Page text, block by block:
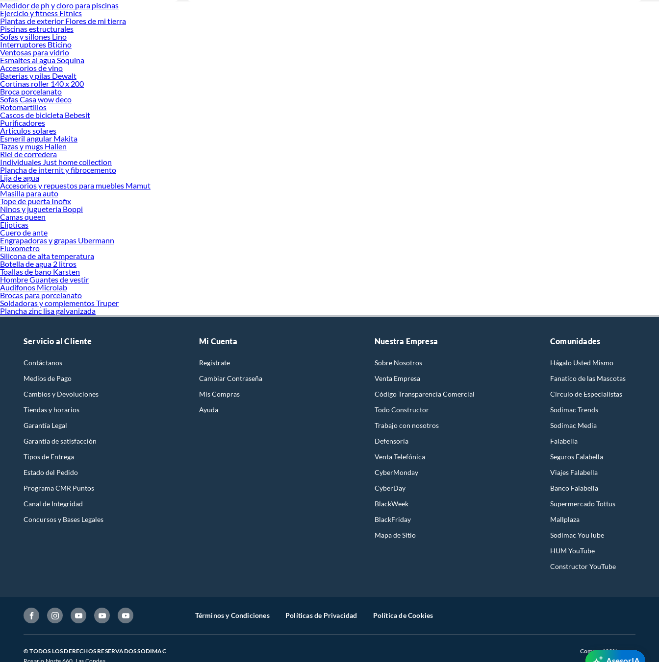
Medidor de ph y cloro para piscinas
Ejercicio y fitness Fitnics
Plantas de exterior Flores de mi tierra
Piscinas estructurales
Sofas y sillones Lino
Interruptores Bticino
Ventosas para vidrio
Esmaltes al agua Soquina
Accesorios de vino
Baterias y pilas Dewalt
Cortinas roller 140 x 200
Broca porcelanato
Sofas Casa wow deco
Rotomartillos
Cascos de bicicleta Bebesit
Purificadores
Articulos solares
Esmeril angular Makita
Tazas y mugs Hallen
Riel de corredera
Individuales Just home collection
Plancha de internit y fibrocemento
Lija de agua
Accesorios y repuestos para muebles Mamut
Masilla para auto
Tope de puerta Inofix
Ninos y jugueteria Boppi
Camas queen
Elipticas
Cuero de ante
Engrapadoras y grapas Ubermann
Fluxometro
Silicona de alta temperatura
Botella de agua 2 litros
Toallas de bano Karsten
Hombre Guantes de vestir
Audifonos Microlab
Brocas para porcelanato
Soldadoras y complementos Truper
Plancha zinc lisa galvanizada
Servicio al Cliente
Contáctanos
Medios de Pago
Cambios y Devoluciones
Tiendas y horarios
Garantía Legal
Garantía de satisfacción
Tipos de Entrega
Estado del Pedido
Programa CMR Puntos
Canal de Integridad
Concursos y Bases Legales
Mi Cuenta
Registrate
Cambiar Contraseña
Mis Compras
Ayuda
Nuestra Empresa
Sobre Nosotros
Venta Empresa
Código Transparencia Comercial
Todo Constructor
Trabajo con nosotros
Defensoría
Venta Telefónica
CyberMonday
CyberDay
BlackWeek
BlackFriday
Mapa de Sitio
Comunidades
Hágalo Usted Mismo
Fanatico de las Mascotas
Círculo de Especialístas
Sodimac Trends
Sodimac Media
Falabella
Seguros Falabella
Viajes Falabella
Banco Falabella
Supermercado Tottus
Mallplaza
Sodimac YouTube
HUM YouTube
Constructor YouTube
Términos y Condiciones Políticas de Privacidad Política de Cookies
© TODOS LOS DERECHOS RESERVADOS SODIMAC
Compra 100% segura